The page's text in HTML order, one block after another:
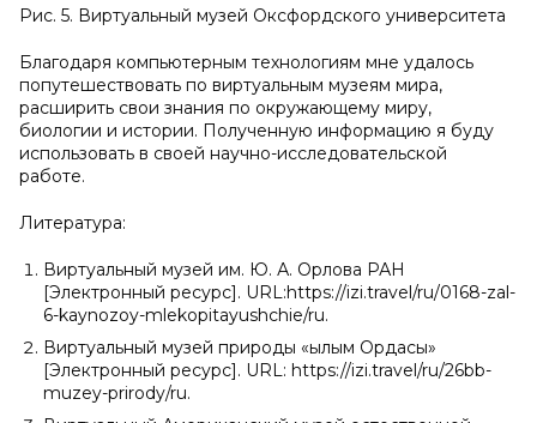
Рис. 5. Виртуальный музей Оксфордского университета
Благодаря компьютерным технологиям мне удалось
попутешествовать по виртуальным музеям мира,
расширить свои знания по окружающему миру,
биологии и истории. Полученную информацию я буду
использовать в своей научно-исследовательской
работе.
Литература:
Виртуальный музей им. Ю. А. Орлова РАН
[Электронный ресурс]. URL:https://izi.travel/ru/0168-zal-
6-kaynozoy-mlekopitayushchie/ru.
Виртуальный музей природы «Ғылым Ордасы»
[Электронный ресурс]. URL: https://izi.travel/ru/26bb-
muzey-prirody/ru.